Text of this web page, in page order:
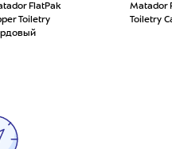
FlatPak
Toiletry
Matador
Toiletry